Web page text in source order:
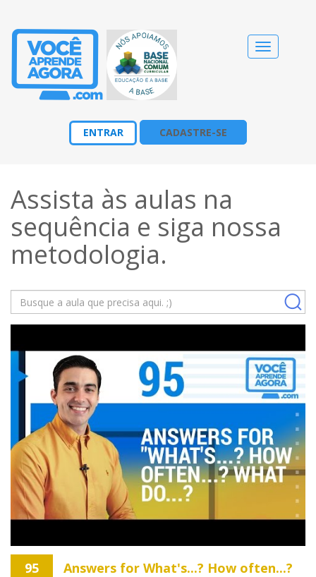
Alternar
navegação
ENTRAR CADASTRE-SE
Assista às aulas na
sequência e siga nossa
metodologia.
95
Answers for What's...? How often...?